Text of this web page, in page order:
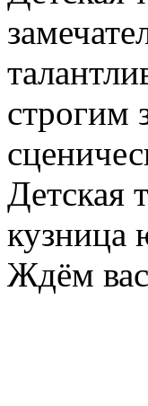
строгим
Детская
кузница
Ждём